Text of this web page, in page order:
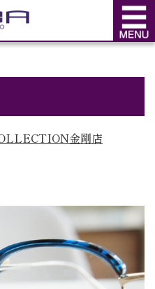
金剛店